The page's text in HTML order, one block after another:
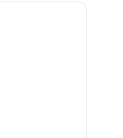
télévision.
chambre d’hôtel avec deux lits, un